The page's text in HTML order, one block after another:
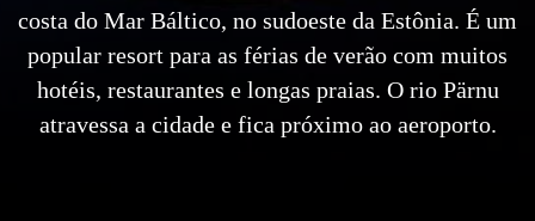
costa do Mar Báltico, no sudoeste da Estônia. É um
popular resort para as férias de verão com muitos
hotéis, restaurantes e longas praias. O rio Pärnu
atravessa a cidade e fica próximo ao aeroporto.